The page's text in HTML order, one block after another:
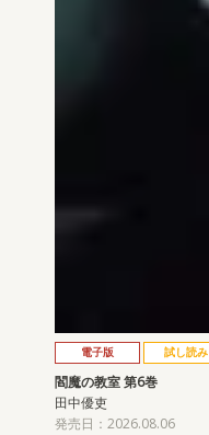
電子版 試し読み
閻魔の教室 第6巻
田中優吏
発売日：2026.08.06